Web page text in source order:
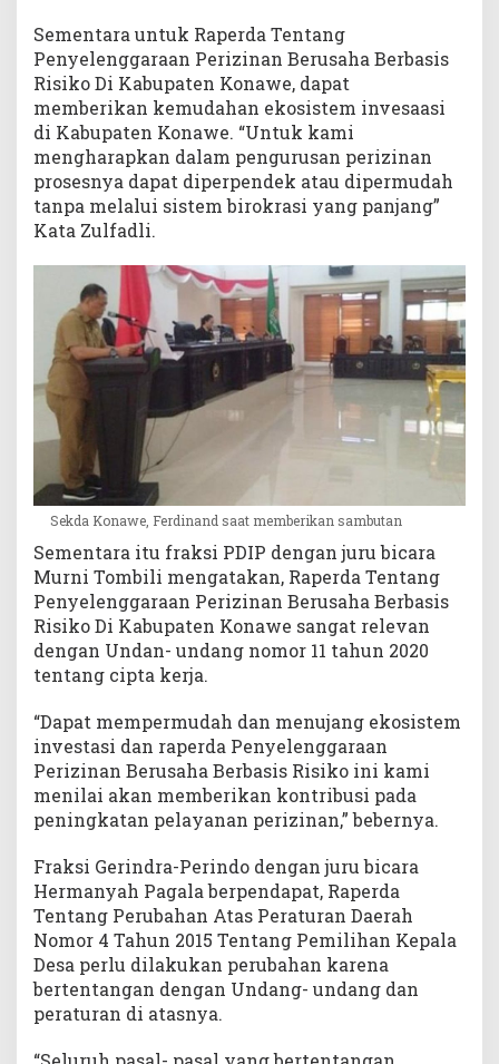
Sementara untuk Raperda Tentang
Penyelenggaraan Perizinan Berusaha Berbasis
Risiko Di Kabupaten Konawe, dapat
memberikan kemudahan ekosistem invesaasi
di Kabupaten Konawe. “Untuk kami
mengharapkan dalam pengurusan perizinan
prosesnya dapat diperpendek atau dipermudah
tanpa melalui sistem birokrasi yang panjang”
Kata Zulfadli.
Sekda Konawe, Ferdinand saat memberikan sambutan
Sementara itu fraksi PDIP dengan juru bicara
Murni Tombili mengatakan, Raperda Tentang
Penyelenggaraan Perizinan Berusaha Berbasis
Risiko Di Kabupaten Konawe sangat relevan
dengan Undan- undang nomor 11 tahun 2020
tentang cipta kerja.
“Dapat mempermudah dan menujang ekosistem
investasi dan raperda Penyelenggaraan
Perizinan Berusaha Berbasis Risiko ini kami
menilai akan memberikan kontribusi pada
peningkatan pelayanan perizinan,” bebernya.
Fraksi Gerindra-Perindo dengan juru bicara
Hermanyah Pagala berpendapat, Raperda
Tentang Perubahan Atas Peraturan Daerah
Nomor 4 Tahun 2015 Tentang Pemilihan Kepala
Desa perlu dilakukan perubahan karena
bertentangan dengan Undang- undang dan
peraturan di atasnya.